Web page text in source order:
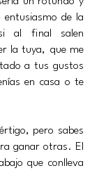
de la
al final salen
la tuya, que me
a tus gustos
en casa o te
pero sabes
ganar otras. El
que conlleva